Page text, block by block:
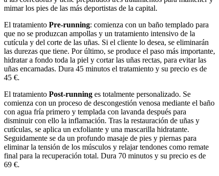
mimar los pies de las más deportistas de la capital.
El tratamiento Pre-running: comienza con un baño templado para
que no se produzcan ampollas y un tratamiento intensivo de la
cutícula y del corte de las uñas. Si el cliente lo desea, se eliminarán
las durezas que tiene. Por último, se produce el paso más importante,
hidratar a fondo toda la piel y cortar las uñas rectas, para evitar las
uñas encarnadas. Dura 45 minutos el tratamiento y su precio es de
45 €.
El tratamiento Post-running es totalmente personalizado. Se
comienza con un proceso de descongestión venosa mediante el baño
con agua fría primero y templada con lavanda después para
disminuir con ello la inflamación. Tras la restauración de uñas y
cutículas, se aplica un exfoliante y una mascarilla hidratante.
Seguidamente se da un profundo masaje de pies y piernas para
eliminar la tensión de los músculos y relajar tendones como remate
final para la recuperación total. Dura 70 minutos y su precio es de
69 €.